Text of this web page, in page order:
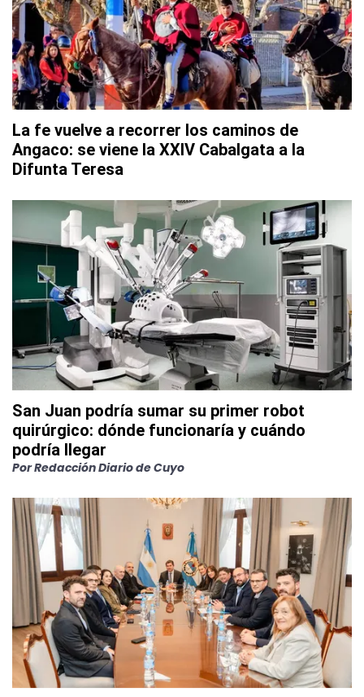
La fe vuelve a recorrer los caminos de
Angaco: se viene la XXIV Cabalgata a la
Difunta Teresa
San Juan podría sumar su primer robot
quirúrgico: dónde funcionaría y cuándo
podría llegar
PorRedacción Diario de Cuyo